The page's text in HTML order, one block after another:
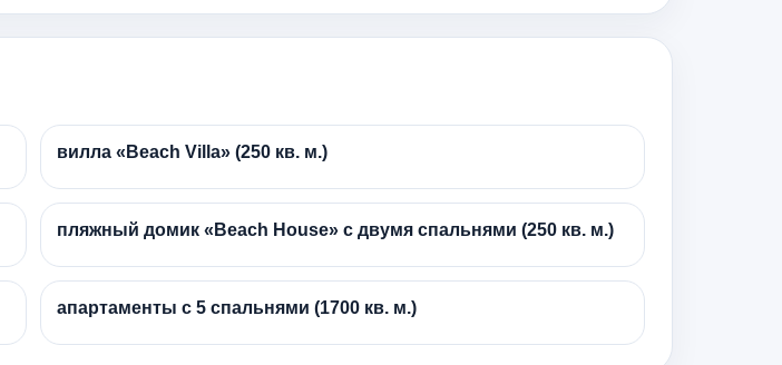
вилла «Beach Villa» (250 кв. м.)
пляжный домик «Beach House» с двумя спальнями (250 кв. м.)
апартаменты с 5 спальнями (1700 кв. м.)